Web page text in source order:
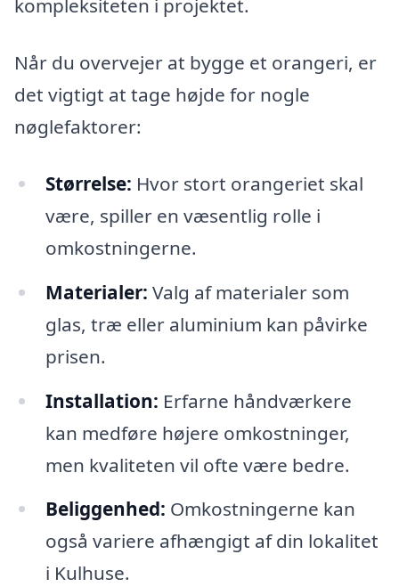
kompleksiteten i projektet.
Når du overvejer at bygge et orangeri, er
det vigtigt at tage højde for nogle
nøglefaktorer:
Størrelse: Hvor stort orangeriet skal
være, spiller en væsentlig rolle i
omkostningerne.
Materialer: Valg af materialer som
glas, træ eller aluminium kan påvirke
prisen.
Installation: Erfarne håndværkere
kan medføre højere omkostninger,
men kvaliteten vil ofte være bedre.
Beliggenhed: Omkostningerne kan
også variere afhængigt af din lokalitet
i Kulhuse.